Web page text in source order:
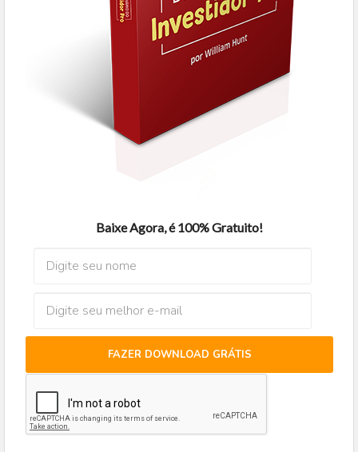
Baixe Agora, é 100% Gratuito!
FAZER DOWNLOAD GRÁTIS